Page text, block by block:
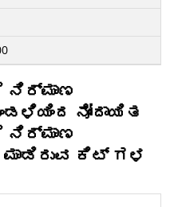
ನೋಂದಾಯಿತ
ಕಿಟ್ ಗಳ